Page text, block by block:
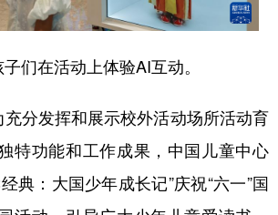
在活动上体验AI互动。
分发挥和展示校外活动场所活动育
特功能和工作成果，中国儿童中心
典：大国少年成长记”庆祝“六一”国